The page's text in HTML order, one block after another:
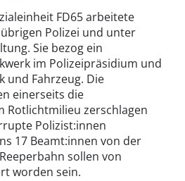
FD65 arbeitete
Polizei und unter
Sie bezog ein
im Polizeipräsidium und
und Fahrzeug. Die
einerseits die
Rotlichtmilieu zerschlagen
Polizist:innen
17 Beamt:innen von der
sollen von
worden sein.